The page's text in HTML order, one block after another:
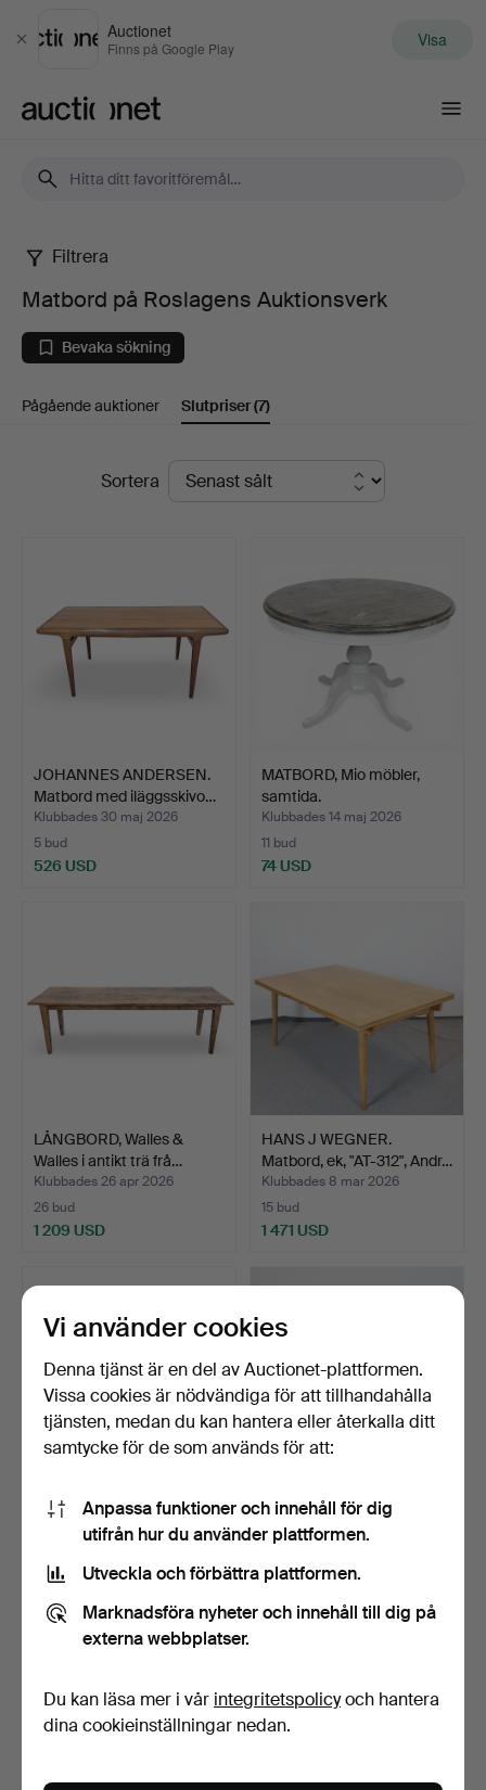
Stäng
Auctionet
Finns på Google Play Visa
Matbord
på
Roslagens
Auktionsverk
Filtrera
Matbord på Roslagens Auktionsverk
Bevaka sökning
Pågående auktioner Slutpriser(7)
SlutpriserSortera
JOHANNES ANDERSEN.
Matbord med iläggsskivo…
Klubbades 30 maj 2026
5 bud
526 USD
MATBORD, Mio möbler,
samtida.
Klubbades 14 maj 2026
11 bud
74 USD
LÅNGBORD, Walles &
Walles i antikt trä frå…
Klubbades 26 apr 2026
26 bud
1 209 USD
HANS J WEGNER.
Matbord, ek, "AT-312", Andr…
Klubbades 8 mar 2026
15 bud
1 471 USD
KONFERENSBORD, 5.5 m,
2 delar & iläggsskiv…
Klubbades 1 feb 2026
6 bud
MATGRUPP, 5 delar, bord
med utdragsskivor …
Klubbades 26 aug 2025
7 bud
Vi använder cookies
Denna tjänst är en del av Auctionet-plattformen.
Vissa cookies är nödvändiga för att tillhandahålla
tjänsten, medan du kan hantera eller återkalla ditt
samtycke för de som används för att:
Anpassa funktioner och innehåll för dig
utifrån hur du använder plattformen.
Utveckla och förbättra plattformen.
Marknadsföra nyheter och innehåll till dig på
externa webbplatser.
Du kan läsa mer i vår integritetspolicyoch hantera
dina cookieinställningar nedan.